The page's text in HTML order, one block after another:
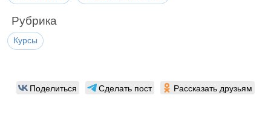
Рубрика
Курсы
Поделиться Сделать пост Рассказать друзьям